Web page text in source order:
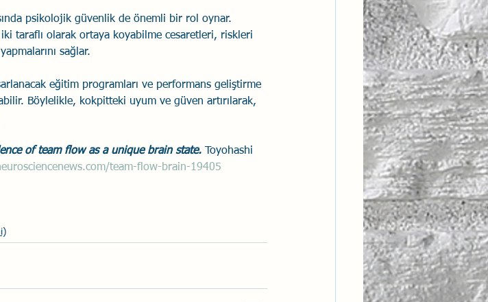
psikolojik güvenlik de önemli bir rol oynar.
taraflı olarak ortaya koyabilme cesaretleri, riskleri
sağlar.
eğitim programları ve performans geliştirme
Böylelikle, kokpitteki uyum ve güven artırılarak,
of team flow as a unique brain state. Toyohashi
team-flow-brain-19405